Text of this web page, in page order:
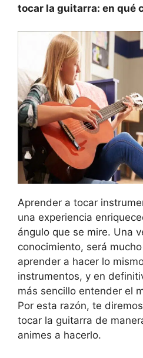
tocar la guitarra: en qué
Aprender a tocar
una experiencia
ángulo que se mire. Una
conocimiento, será
aprender a hacer lo
instrumentos, y en
más sencillo entender el
Por esta razón, te
tocar la guitarra de
animes a hacerlo.